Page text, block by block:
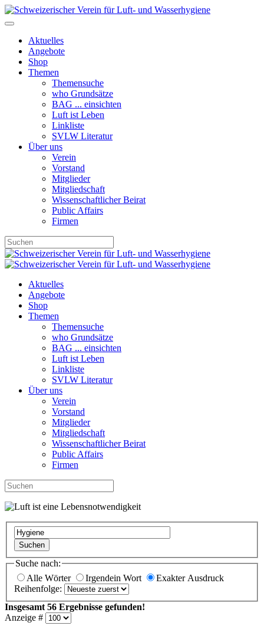
Aktuelles
Angebote
Shop
Themen
Themensuche
who Grundsätze
BAG ... einsichten
Luft ist Leben
Linkliste
SVLW Literatur
Über uns
Verein
Vorstand
Mitglieder
Mitgliedschaft
Wissenschaftlicher Beirat
Public Affairs
Firmen
Aktuelles
Angebote
Shop
Themen
Themensuche
who Grundsätze
BAG ... einsichten
Luft ist Leben
Linkliste
SVLW Literatur
Über uns
Verein
Vorstand
Mitglieder
Mitgliedschaft
Wissenschaftlicher Beirat
Public Affairs
Firmen
Suchen
Suche nach:
Alle Wörter
Irgendein Wort
Exakter Ausdruck
Reihenfolge:
Insgesamt 56 Ergebnisse gefunden!
Anzeige #